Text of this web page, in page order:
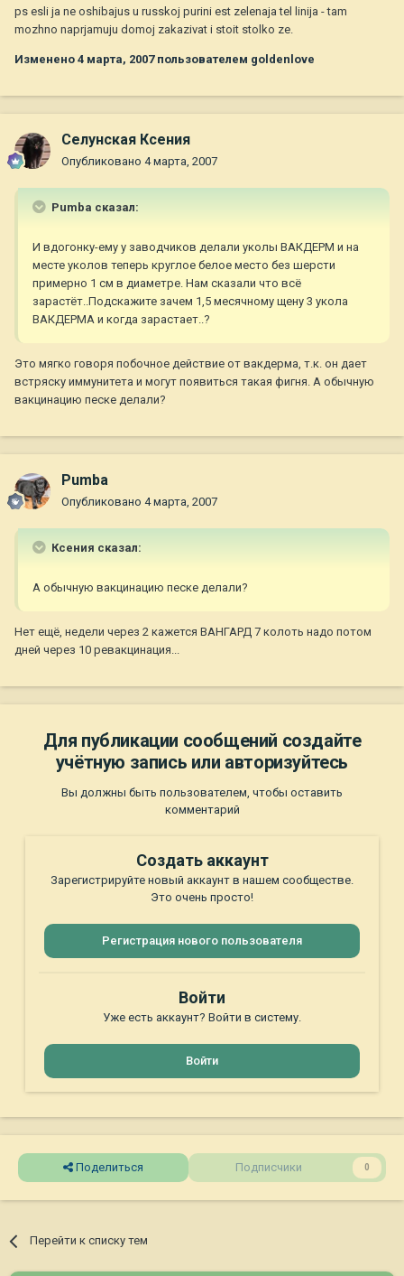
ps esli ja ne oshibajus u russkoj purini est zelenaja tel linija - tam
mozhno naprjamuju domoj zakazivat i stoit stolko ze.
Изменено 4 марта, 2007пользователем goldenlove
Селунская Ксения
Опубликовано 4 марта, 2007
Pumba сказал:
И вдогонку-ему у заводчиков делали уколы ВАКДЕРМ и на
месте уколов теперь круглое белое место без шерсти
примерно 1 см в диаметре. Нам сказали что всё
зарастёт..Подскажите зачем 1,5 месячному щену 3 укола
ВАКДЕРМА и когда зарастает..?
Это мягко говоря побочное действие от вакдерма, т.к. он дает
встряску иммунитета и могут появиться такая фигня. А обычную
вакцинацию песке делали?
Pumba
Опубликовано 4 марта, 2007
Ксения сказал:
А обычную вакцинацию песке делали?
Нет ещё, недели через 2 кажется ВАНГАРД 7 колоть надо потом
дней через 10 ревакцинация...
Для публикации сообщений создайте
учётную запись или авторизуйтесь
Вы должны быть пользователем, чтобы оставить
комментарий
Создать аккаунт
Зарегистрируйте новый аккаунт в нашем сообществе.
Это очень просто!
Регистрация нового пользователя
Войти
Уже есть аккаунт? Войти в систему.
Войти
Поделиться Подписчики 0
Перейти к списку тем